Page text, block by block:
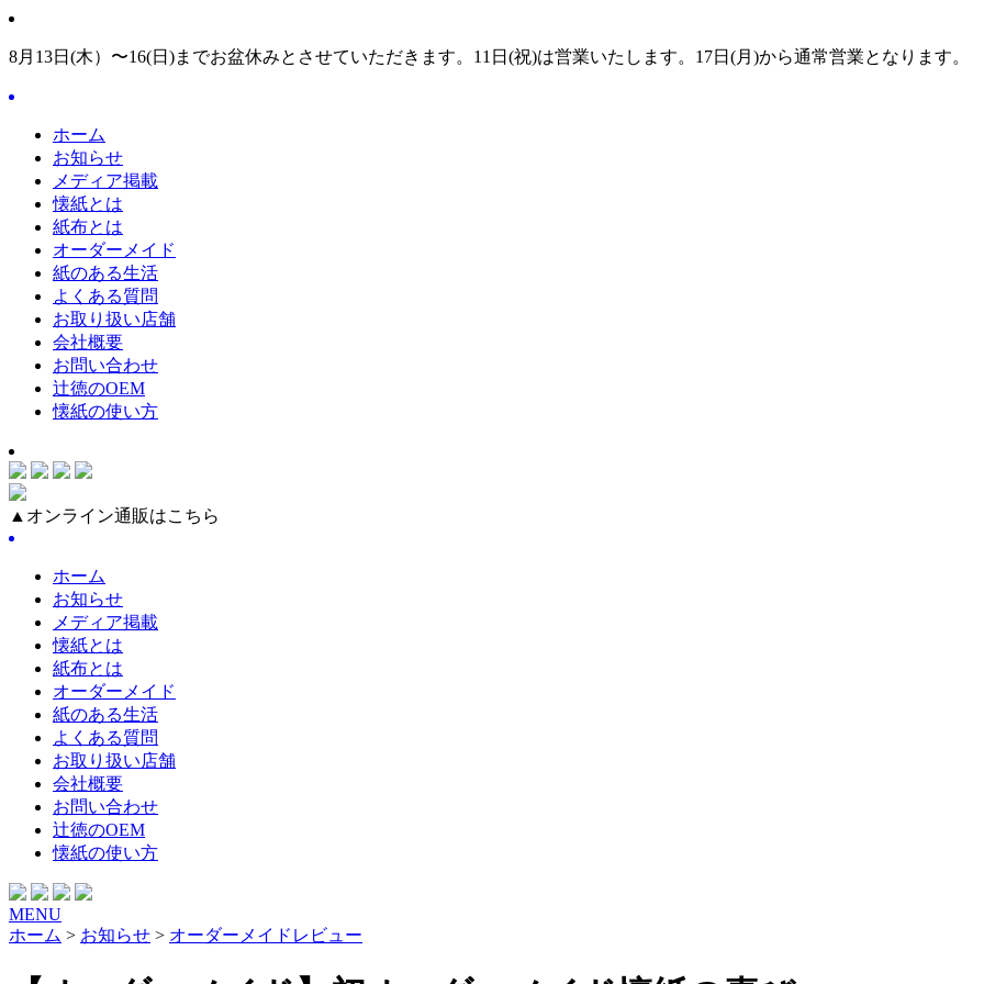
8月13日(木）〜16(日)までお盆休みとさせていただきます。11日(祝)は営業いたします。17日(月)から通常営業となります。
ホーム
お知らせ
メディア掲載
懐紙とは
紙布とは
オーダーメイド
紙のある生活
よくある質問
お取り扱い店舗
会社概要
お問い合わせ
辻徳のOEM
懐紙の使い方
▲オンライン通販はこちら
ホーム
お知らせ
メディア掲載
懐紙とは
紙布とは
オーダーメイド
紙のある生活
よくある質問
お取り扱い店舗
会社概要
お問い合わせ
辻徳のOEM
懐紙の使い方
MENU
ホーム > お知らせ > オーダーメイドレビュー